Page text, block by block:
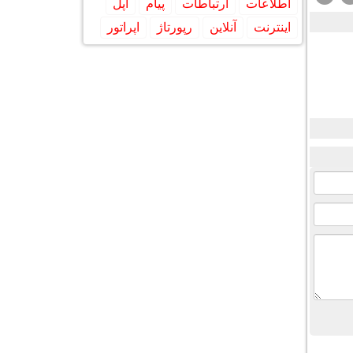
اطلاعات ارتباطات پیام
اپل
اینترنت
آنلاین رپورتاژ اپراتور